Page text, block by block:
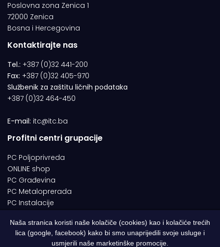
Poslovna zona Zenica 1
72000 Zenica
Bosna i Hercegovina
Kontaktirajte nas
Tel.: +387 (0)32 441-200
Fax: +387 (0)32 405-970
Službenik za zaštitu ličnih podataka
+387 (0)32 464-450
E-mail: itc@itc.ba
Profitni centri grupacije
PC Poljoprivreda
ONLINE shop
PC Građevina
PC Metaloprerada
PC Instalacije
© 1994-2026 | ITC d.o.o. Zenica. Sva prava pridržana | Designed by
Naša stranica koristi naše kolačiče (cookies) kao i kolačiće trećih
lica (google, facebook) kako bi smo unaprijedili svoje usluge i
usmjerili naše marketinške promocije.